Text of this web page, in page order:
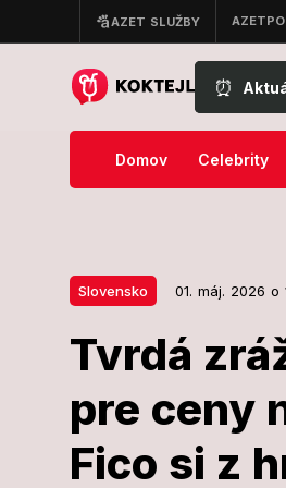
⏰
Nový zvrat v kauze Epstein:
Domov Celebrity
Slovensko 01. máj. 2026 o
Tvrdá
pre ceny
Fico si z
Tvrdá